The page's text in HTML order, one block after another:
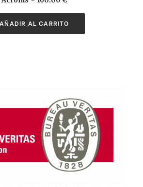
AÑADIR AL CARRITO